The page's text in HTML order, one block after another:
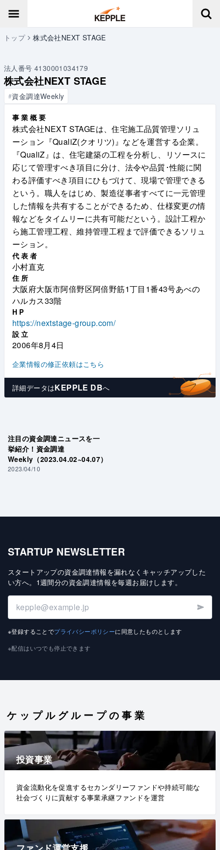
トップ 株式会社NEXT STAGE
法人番号 4130001034179
株式会社NEXT STAGE
#資金調達Weekly
事業概要
株式会社NEXT STAGEは、住宅施工品質管理ソリュ
ーション『QualiZ(クオリツ)』などを運営する企業。
『QualiZ』は、住宅建築の工程を分析し、リソースに
応じて管理すべき項目に分け、法令や品質･性能に関
わる評価すべき項目にひもづけて、現場で管理できる
という。職人をはじめ、製造従事者すべてに一元管理
した情報を共有することができるため、仕様変更の情
報などをタイムリーに共有可能だという。設計工程か
ら施工管理工程、維持管理工程まで評価できるソリュ
ーション。
代表者
小村直克
住所
大阪府大阪市阿倍野区阿倍野筋1丁目1番43号あべの
ハルカス33階
HP
https://nextstage-group.com/
設立
2006年8月4日
企業情報の修正依頼はこちら
詳細データはKEPPLE DBへ
注目の資金調達ニュースを一
挙紹介！資金調達
Weekly（2023.04.02~04.07）
2023/04/10
STARTUP NEWSLETTER
スタートアップの資金調達情報を漏れなくキャッチアップした
い方へ。 1週間分の資金調達情報を毎週お届けします。
※登録することでプライバシーポリシーに同意したものとします
※配信はいつでも停止できます
ケップルグループの事業
投資事業
資金流動化を促進するセカンダリーファンドや持続可能な
社会づくりに貢献する事業承継ファンドを運営